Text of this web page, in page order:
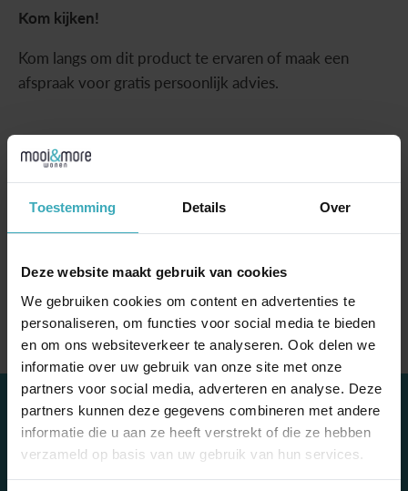
Toestemming Details Over
Deze website maakt gebruik van cookies
We gebruiken cookies om content en advertenties te
personaliseren, om functies voor social media te bieden
en om ons websiteverkeer te analyseren. Ook delen we
informatie over uw gebruik van onze site met onze
partners voor social media, adverteren en analyse. Deze
partners kunnen deze gegevens combineren met andere
informatie die u aan ze heeft verstrekt of die ze hebben
verzameld op basis van uw gebruik van hun services.
Kom kijken!
Kom langs om dit product te ervaren of maak een
afspraak voor gratis persoonlijk advies.
€190,00
Merk
contact
Mooi & More Wonen
Escudostraat 7
2991 XV Barendrecht